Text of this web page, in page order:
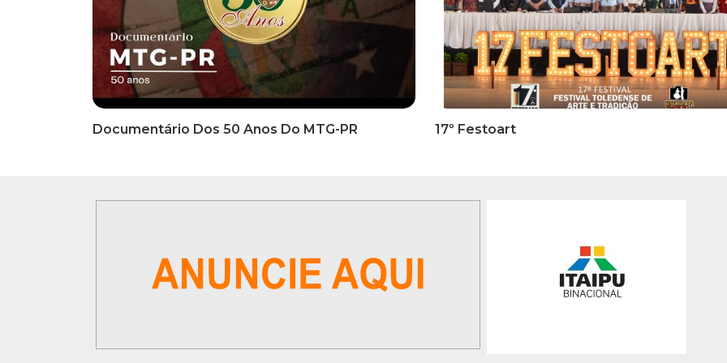
INFORMATIVOS
EDITAL DE CONVOCAÇÃO Nº
002/2026 - PROCESSO DE
SELEÇÃO DE EMPRESA PARA
PRESTAÇÃO DE SERVIÇOS DE
MARKETING E COMUNICAÇÃO
INFORMATIVOS
COMUNICADO OFICIAL -
Inscrições Para A 1ª Etapa
Classificatória Do 35º FEPART,
Que Ocorrerá Do Dia 05 Ao Dia
07 De Junho De 2026
INFORMATIVOS
EDITAL 3/2026 –
INSCRIÇÕES 1ª ETAPA
CLASSIFICATÓRIA DO 35°
FEPART